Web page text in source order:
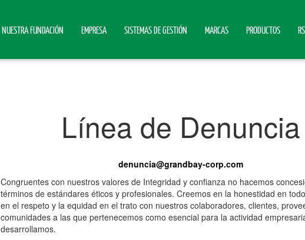
NUESTRA FUNDACIÓN EMPRESA SISTEMAS DE GESTIÓN MARCAS PRODUCTOS
Línea de Denuncia
denuncia@grandbay-corp.com
Congruentes con nuestros valores de Integridad y confianza no hacemos
términos de estándares éticos y profesionales. Creemos en la honestidad en
en el respeto y la equidad en el trato con nuestros colaboradores, clientes,
comunidades a las que pertenecemos como esencial para la actividad
desarrollamos.